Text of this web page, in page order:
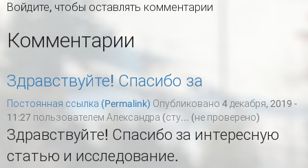
Войдите, чтобы оставлять комментарии
Комментарии
Здравствуйте! Спасибо за
Постоянная ссылка (Permalink) Опубликовано 4 декабря, 2019 -
11:27 пользователем Александра (сту... (не проверено)
Здравствуйте! Спасибо за интересную
статью и исследование.